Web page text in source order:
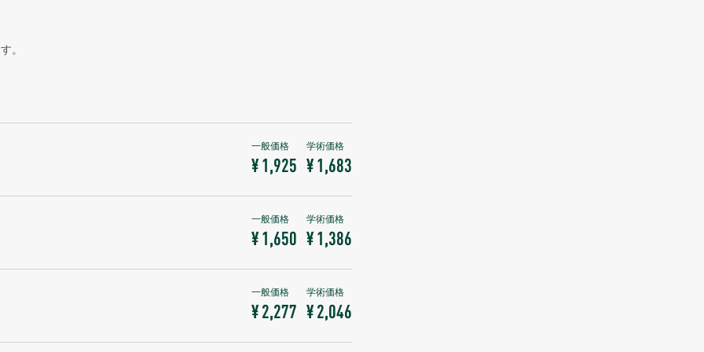
。
¥ 1,925 ¥ 1,683
¥ 1,650 ¥ 1,386
¥ 2,277 ¥ 2,046